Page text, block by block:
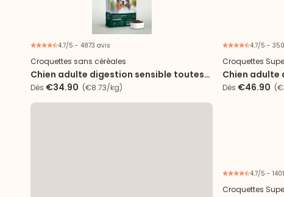
4.7/5 - 4873 avis
Croquettes sans céréales
Chien adulte digestion sensible toutes
tailles
Dès €34.90 (€8.73/kg)
4.7/5 -
Croquettes
Chien adulte
Dès €46.90
4.7/5 -
Croquettes